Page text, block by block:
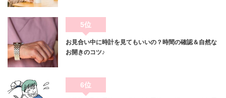
5位
お見合い中に時計を見てもいいの？時間の確認＆自然な
お開きのコツ♪
6位